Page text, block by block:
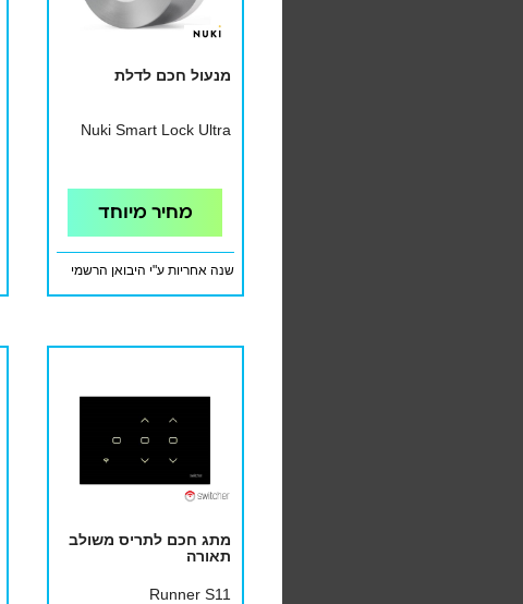
מנעול חכם לדלת
Nuki Smart Lock Ultra
מחיר מיוחד
שנה אחריות ע"י היבואן הרשמי
מתג חכם לתריס משולב
תאורה
Runner S11